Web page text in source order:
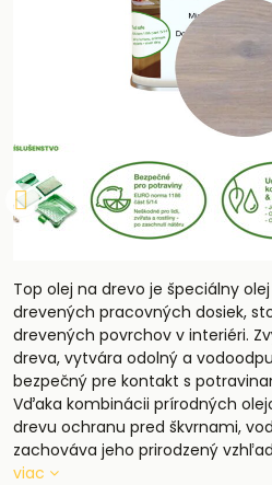
Top olej na drevo je špeciálny
drevených pracovných dosiek,
drevených povrchov v interiéri.
dreva, vytvára odolný a
bezpečný pre kontakt s
Vďaka kombinácii prírodných
drevu ochranu pred škvrnami,
zachováva jeho prirodzený
viac